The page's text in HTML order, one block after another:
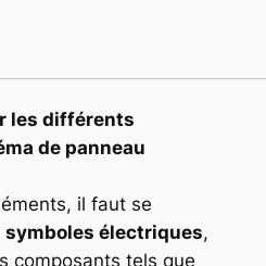
les différents
de panneau
il faut se
symboles électriques,
composants tels que